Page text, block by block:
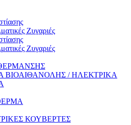
Ζυγαριές
Ζυγαριές
ΒΙΟΑΙΘΑΝΟΛΗΣ / ΗΛΕΚΤΡΙΚΑ
ΚΟΥΒΕΡΤΕΣ